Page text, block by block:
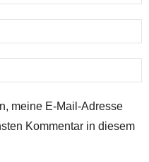
meine E-Mail-Adresse
Kommentar in diesem